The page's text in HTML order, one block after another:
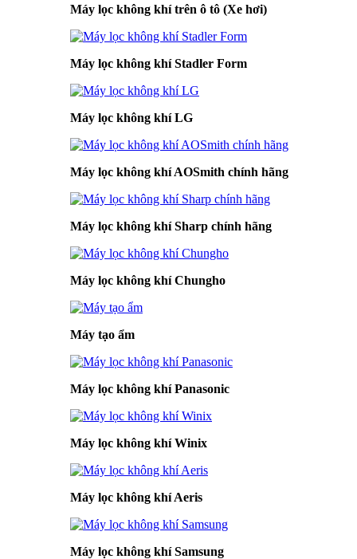
Máy lọc không khí trên ô tô (Xe hơi)
Máy lọc không khí Stadler Form
Máy lọc không khí LG
Máy lọc không khí AOSmith chính hãng
Máy lọc không khí Sharp chính hãng
Máy lọc không khí Chungho
Máy tạo ẩm
Máy lọc không khí Panasonic
Máy lọc không khí Winix
Máy lọc không khí Aeris
Máy lọc không khí Samsung